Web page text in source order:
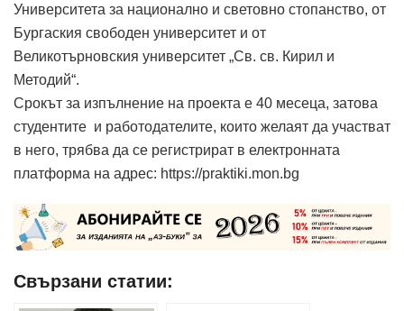
Университета за национално и световно стопанство, от
Бургаския свободен университет и от
Великотърновския университет „Св. св. Кирил и
Методий“.
Срокът за изпълнение на проекта е 40 месеца, затова
студентите и работодателите, които желаят да участват
в него, трябва да се регистрират в електронната
платформа на адрес: https://praktiki.mon.bg
Свързани статии: